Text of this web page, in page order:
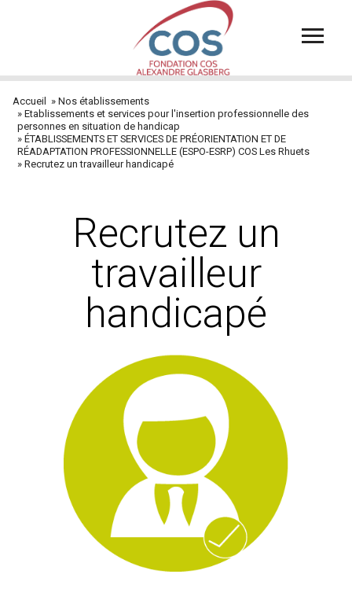
principal
Fil
d'Ariane
Accueil
Nos établissements
Etablissements et services pour l'insertion professionnelle des
personnes en situation de handicap
ÉTABLISSEMENTS ET SERVICES DE PRÉORIENTATION ET DE
RÉADAPTATION PROFESSIONNELLE (ESPO-ESRP) COS Les Rhuets
Recrutez un travailleur handicapé
Recrutez un
travailleur
handicapé